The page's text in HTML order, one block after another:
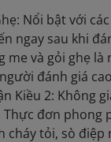
Nổi bật với
ngay sau khi
me và gỏi ghẹ
đánh giá
Kiều 2: Không
đơn phong
cháy tỏi, sò điệp